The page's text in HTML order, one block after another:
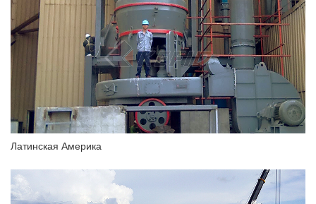
Латинская Америка